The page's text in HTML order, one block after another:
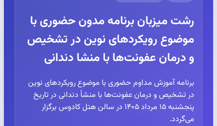
رشت میزبان برنامه مدون حضوری با
موضوع رویکردهای نوین در تشخیص
و درمان عفونت‌ها با منشا دندانی
برنامه آموزش مداوم حضوری با موضوع رویکردهای نوین
در تشخیص و درمان عفونت‌ها با منشأ دندانی در تاریخ
پنجشنبه ۱۵ مرداد ۱۴۰۵ در سالن هتل کادوس برگزار
می‌گردد.